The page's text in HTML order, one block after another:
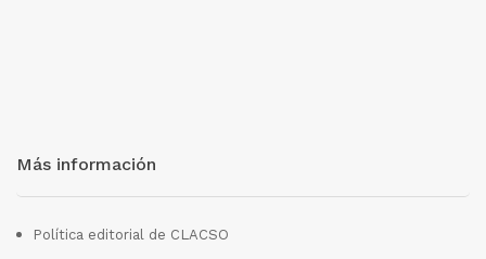
Más información
Política editorial de CLACSO